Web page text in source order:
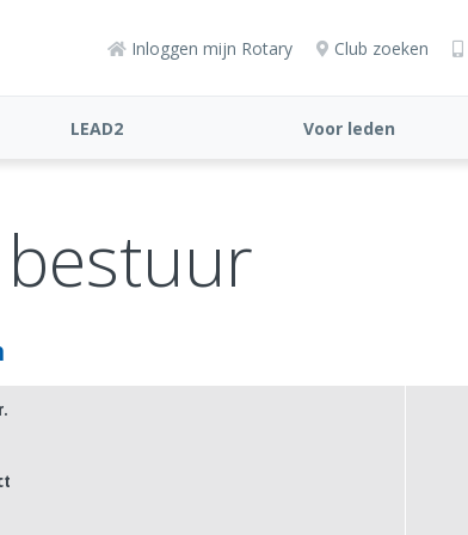
Inloggen mijn Rotary Club zoeken
LEAD2 Voor leden